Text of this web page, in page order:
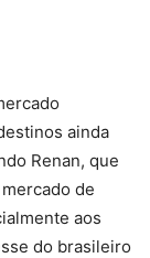
ainda
Renan, que
de
aos
do brasileiro